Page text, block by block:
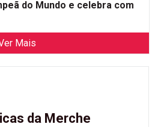
do Mundo e celebra com
Mais
da Merche